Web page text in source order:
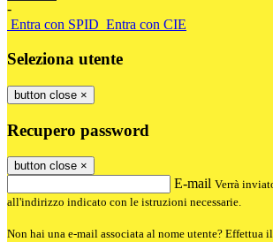
-
Entra con SPID Entra con CIE
Seleziona utente
button close ×
Recupero password
button close ×
E-mail Verrà
all'indirizzo indicato con le istruzioni necessarie.
Non hai una e-mail associata al nome utente? Effettua